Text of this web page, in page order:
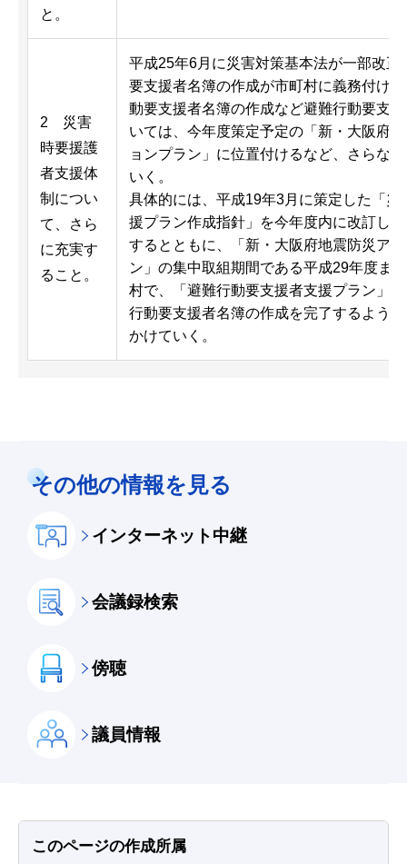
と。
2 災害
時要援護
者支援体
制につい
て、さら
に充実す
ること。
平成25年6月に災害対策基本法が一部改正
要支援者名簿の作成が市町村に義務付け
動要支援者名簿の作成など避難行動要支
いては、今年度策定予定の「新・大阪府
ョンプラン」に位置付けるなど、さらな
いく。
具体的には、平成19年3月に策定した「災
援プラン作成指針」を今年度内に改訂し
するとともに、「新・大阪府地震防災ア
ン」の集中取組期間である平成29年度ま
村で、「避難行動要支援者支援プラン」
行動要支援者名簿の作成を完了するよう
かけていく。
その他の情報を見る
インターネット中継
会議録検索
傍聴
議員情報
このページの作成所属